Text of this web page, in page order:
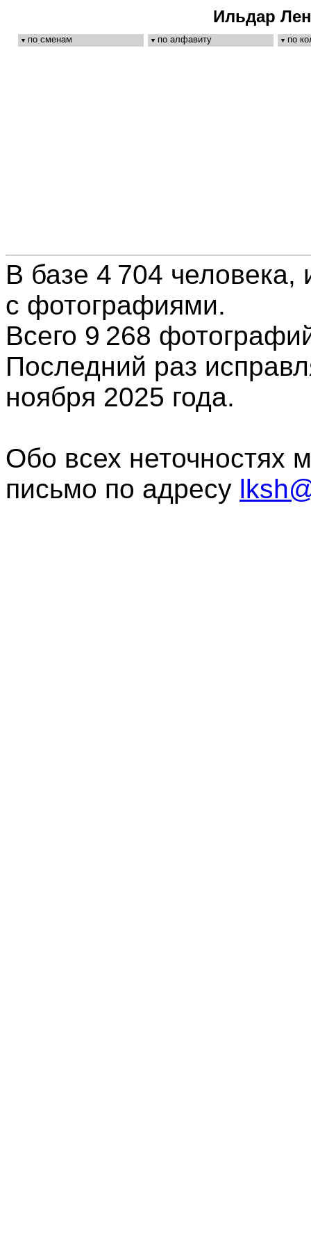
Ильдар
по сменам по алфавиту по
В базе 4 704 человека,
с фотографиями.
Всего 9 268
Последний раз
ноября 2025 года.
Обо всех неточностях
письмо по адресу